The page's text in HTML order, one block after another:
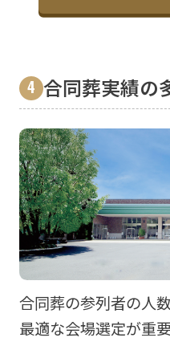
合同葬実績の
合同葬の参列者の人
最適な会場選定が重